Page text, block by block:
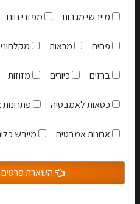
מחיר לסט איכותי מונח
אני מאשר שקראתי והבנתי את
מייבשי מגבות מפזרי חום
פחים מראות
ברזים כיורים מזוזות
כסאות לאמבטיה פתרונות
ארונות אמבטיה מייבש
השארת